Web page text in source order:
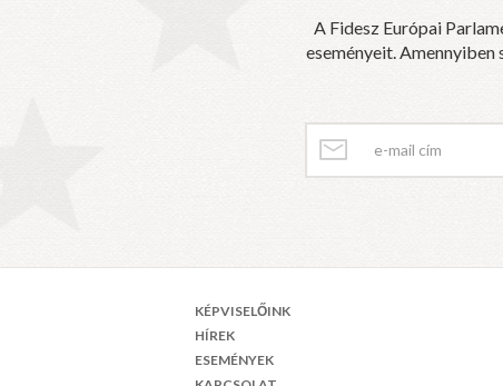
A Fidesz Európai
eseményeit.
KÉPVISELŐINK
HÍREK
ESEMÉNYEK